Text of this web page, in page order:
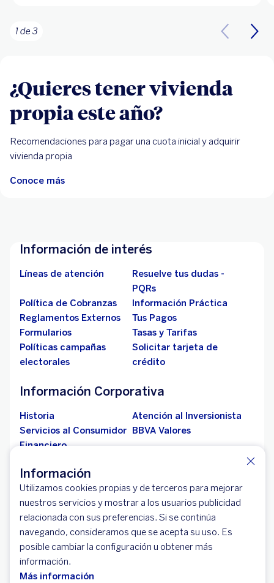
Información
Utilizamos cookies propias y de terceros para mejorar
nuestros servicios y mostrar a los usuarios publicidad
relacionada con sus preferencias. Si se continúa
navegando, consideramos que se acepta su uso. Es
posible cambiar la configuración u obtener más
información.
Más información
1 de 3
¿Quieres tener vivienda
propia este año?
Recomendaciones para pagar una cuota inicial y adquirir
vivienda propia
Conoce más
Información de interés
Líneas de atención
Resuelve tus dudas -
PQRs
Política de Cobranzas
Información Práctica
Reglamentos Externos
Tus Pagos
Formularios
Tasas y Tarifas
Políticas campañas
electorales
Solicitar tarjeta de
crédito
Información Corporativa
Historia
Atención al Inversionista
Servicios al Consumidor
Financiero
BBVA Valores
Fogafín
Defensor del
Consumidor Financiero
Otras webs de BBVA
BBVA Sucursal Panamá